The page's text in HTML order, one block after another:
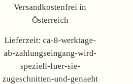
Versandkostenfrei in
Österreich
Lieferzeit: ca-8-werktage-
ab-zahlungseingang-wird-
speziell-fuer-sie-
zugeschnitten-und-genaeht